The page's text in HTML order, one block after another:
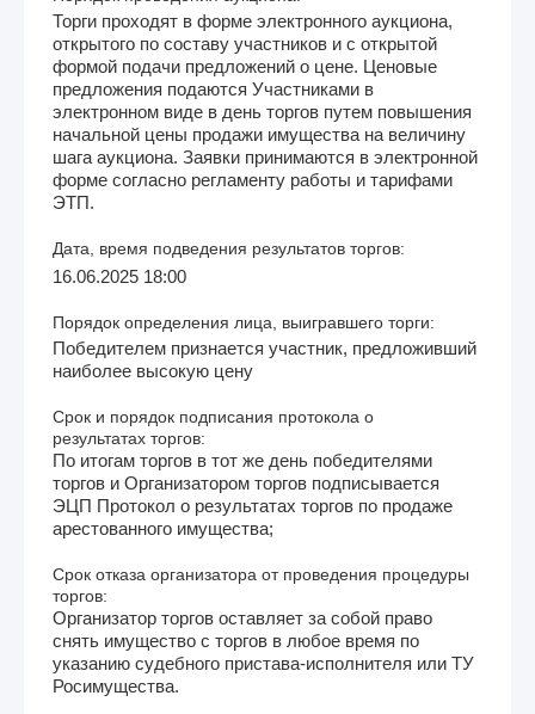
Торги проходят в форме электронного аукциона,
открытого по составу участников и с открытой
формой подачи предложений о цене. Ценовые
предложения подаются Участниками в
электронном виде в день торгов путем повышения
начальной цены продажи имущества на величину
шага аукциона. Заявки принимаются в электронной
форме согласно регламенту работы и тарифами
ЭТП.
Дата, время подведения результатов торгов:
16.06.2025 18:00
Порядок определения лица, выигравшего торги:
Победителем признается участник, предложивший
наиболее высокую цену
Срок и порядок подписания протокола о
результатах торгов:
По итогам торгов в тот же день победителями
торгов и Организатором торгов подписывается
ЭЦП Протокол о результатах торгов по продаже
арестованного имущества;
Срок отказа организатора от проведения процедуры
торгов:
Организатор торгов оставляет за собой право
снять имущество с торгов в любое время по
указанию судебного пристава-исполнителя или ТУ
Росимущества.